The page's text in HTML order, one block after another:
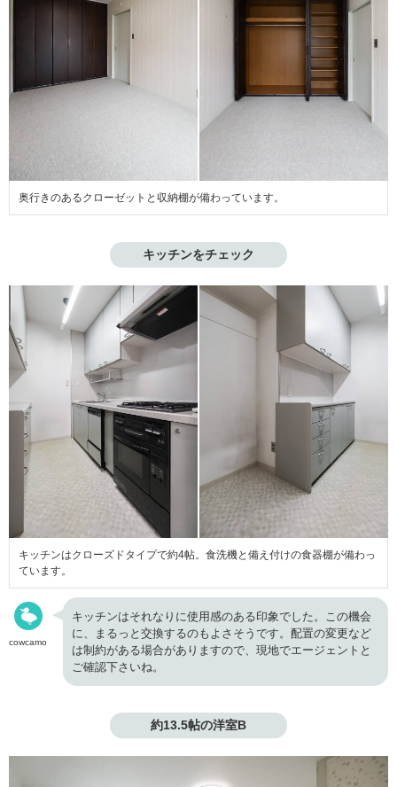
奥行きのあるクローゼットと収納棚が備わっています。
キッチンをチェック
キッチンはクローズドタイプで約4帖。食洗機と備え付けの食器棚が備わっ
ています。
cowcamo
キッチンはそれなりに使用感のある印象でした。この機会
に、まるっと交換するのもよさそうです。配置の変更など
は制約がある場合がありますので、現地でエージェントと
ご確認下さいね。
約13.5帖の洋室B